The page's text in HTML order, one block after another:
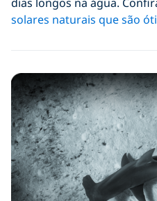
solares naturais que são